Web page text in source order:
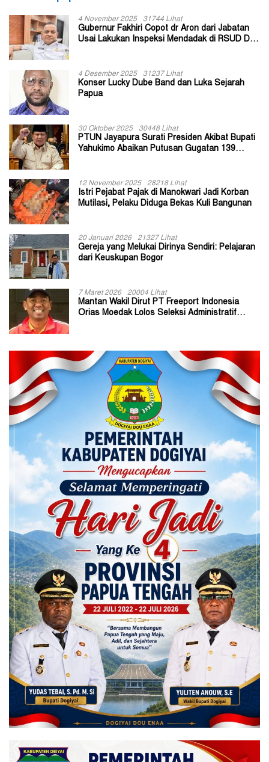
4 November 2025 31744 Lihat
Gubernur Fakhiri Copot dr Aron dari Jabatan
Usai Lakukan Inspeksi Mendadak di RSUD Dok
4 Desember 2025 31237 Lihat
Konser Lucky Dube Band dan Luka Sejarah
Papua
30 Oktober 2025 30448 Lihat
PTUN Jayapura Surati Presiden Akibat Bupati
Yahukimo Abaikan Putusan Gugatan 139
12 November 2025 28218 Lihat
Istri Pejabat Pajak di Manokwari Jadi Korban
Mutilasi, Pelaku Diduga Bekas Kuli Bangunan
20 Januari 2026 21327 Lihat
Gereja yang Melukai Dirinya Sendiri: Pelajaran
dari Keuskupan Bogor
7 Maret 2026 20004 Lihat
Mantan Wakil Dirut PT Freeport Indonesia
Orias Moedak Lolos Seleksi Administratif